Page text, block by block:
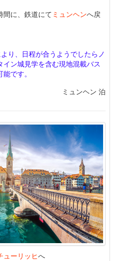
間に、鉄道にて ミュンヘンへ戻
り、日程が合うようでしたらノ
イン城見学を含む現地混載バス
です。
ミュンヘン 泊
ューリッヒへ